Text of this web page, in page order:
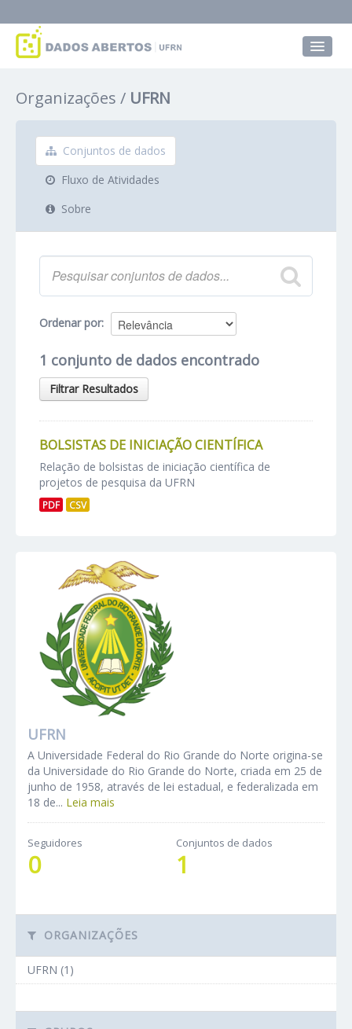
Grupos
Sobre
Organizações UFRN
Conjuntos de dados
Fluxo de Atividades
Sobre
Ordenar por
1 conjunto de dados encontrado
Filtrar Resultados
BOLSISTAS DE INICIAÇÃO CIENTÍFICA
Relação de bolsistas de iniciação científica de
projetos de pesquisa da UFRN
PDF CSV
UFRN
A Universidade Federal do Rio Grande do Norte origina-se
da Universidade do Rio Grande do Norte, criada em 25 de
junho de 1958, através de lei estadual, e federalizada em
18 de... Leia mais
Seguidores
0
Conjuntos de dados
1
ORGANIZAÇÕES
UFRN (1)